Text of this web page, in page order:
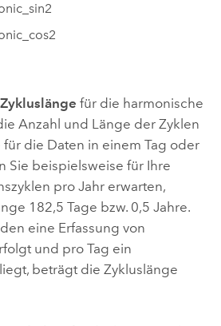
Zykluslänge für die harmonische
Anzahl und Länge der Zyklen
die Daten in einem Tag oder
Sie beispielsweise für Ihre
pro Jahr erwarten,
182,5 Tage bzw. 0,5 Jahre.
eine Erfassung von
und pro Tag ein
beträgt die Zykluslänge